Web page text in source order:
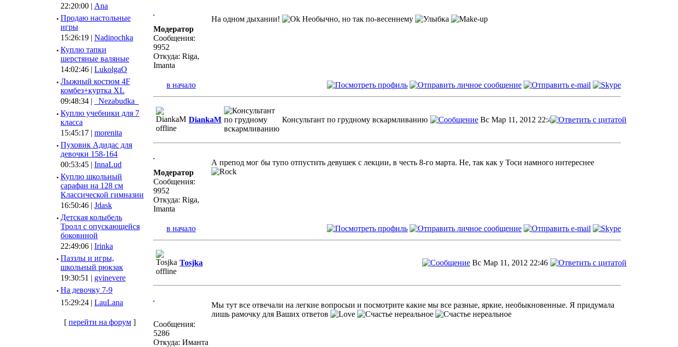
22:20:00 | Ana
· Продаю настольные
игры
15:26:19 | Nadinochka
· Куплю тапки
шерстяные валяные
14:02:46 | LukolgaO
· Лыжный костюм 4F
комбез+куртка XL
09:48:34 |
_Nezabudka_
· Куплю учебники для 7
класса
15:45:17 | morenita
· Пуховик Адидас для
девочки 158-164
00:53:45 | InnaLud
· Куплю школьный
сарафан на 128 см
Классической гимназии
16:50:46 | Jdask
· Детская колыбель
Тролл с опускающейся
боковиной
22:49:06 | Irinka
· Паззлы и игры,
школьный рюкзак
19:30:51 | gvinevere
· Hа девочку 7-9
15:29:24 | LauLana
[ перейти на форум ]
Модератор
Сообщения:
9952
Откуда: Riga,
Imanta
На одном дыхании! Необычно, но так по-весеннему
в начало
DiankaM Консультант по грудному вскармливанию Вс Мар 11, 2012 22:43
Модератор
Сообщения:
9952
Откуда: Riga,
Imanta
А препод мог бы тупо отпустить девушек с лекции, в честь 8-го марта. Не, так как у Тоси намного интереснее
в начало
Tosjka Вс Мар 11, 2012 22:46
Сообщения:
5286
Откуда: Иманта
Мы тут все отвечали на легкие вопросыи и посмотрите какие мы все разные, яркие, необыкновенные. Я придумала
лишь рамочку для Ваших ответов